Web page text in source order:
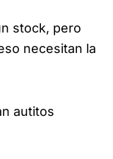
stock, pero
necesitan la
autitos